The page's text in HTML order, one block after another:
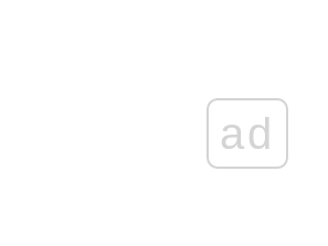
ad